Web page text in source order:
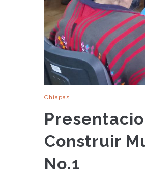
Chiapas
Construir
No.1